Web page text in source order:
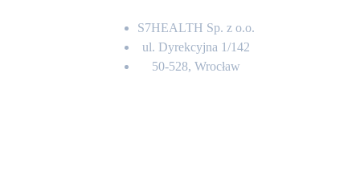
S7HEALTH Sp. z o.o.
ul. Dyrekcyjna 1/142
50-528, Wrocław